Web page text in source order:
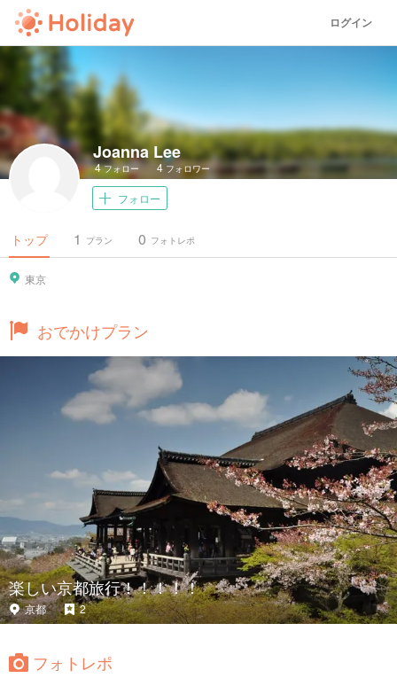
ログイン
Joanna Lee
4フォロー 4 フォロワー
フォロー
トップ プラン
1 フォトレポ
0
東京
おでかけプラン
楽しい京都旅行！！！！！
京都 2
フォトレポ